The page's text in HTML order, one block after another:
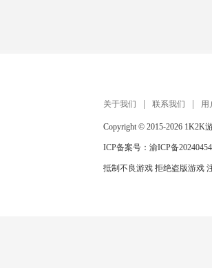
关于我们 联系我们 用
Copyright © 2015-2026 1K2K
ICP备案号： 渝ICP备
抵制不良游戏 拒绝盗版游戏